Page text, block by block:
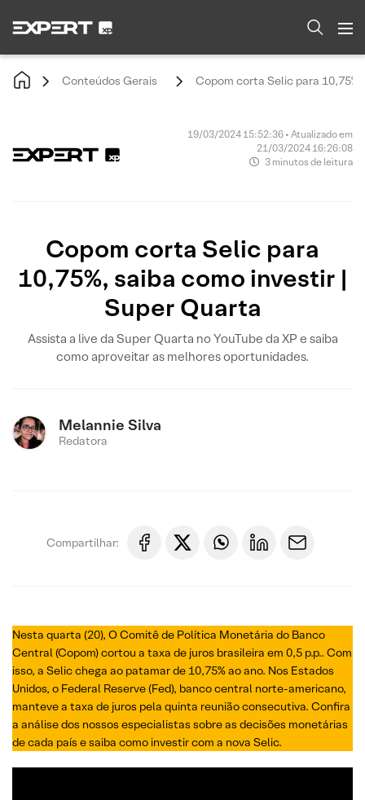
Conteúdos Gerais Copom corta Selic para
19/03/2024 15:52:36 • Atualizado em
21/03/2024 16:26:08
3 minutos de leitura
Copom corta Selic para
10,75%, saiba como investir |
Super Quarta
Assista a live da Super Quarta no YouTube da XP e saiba
como aproveitar as melhores oportunidades.
Melannie Silva
Redatora
Compartilhar:
Nesta quarta (20), O Comitê de Política Monetária do Banco
Central (Copom) cortou a taxa de juros brasileira em 0,5 p.p.. Com
isso, a Selic chega ao patamar de 10,75% ao ano. Nos Estados
Unidos, o Federal Reserve (Fed), banco central norte-americano,
manteve a taxa de juros pela quinta reunião consecutiva. Confira
a análise dos nossos especialistas sobre as decisões monetárias
de cada país e saiba como investir com a nova Selic.